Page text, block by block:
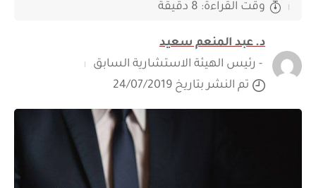
د. عبد المنعم سعيد
- رئيس الهيئة الاستشارية السابق
تم النشر بتاريخ 24/07/2019
وقت القراءة: 8 دقيقة